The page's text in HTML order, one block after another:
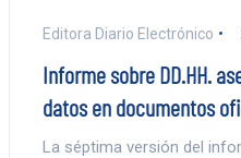
Editora Diario Electrónico
Informe sobre DD.HH.
datos en documentos
La séptima versión del